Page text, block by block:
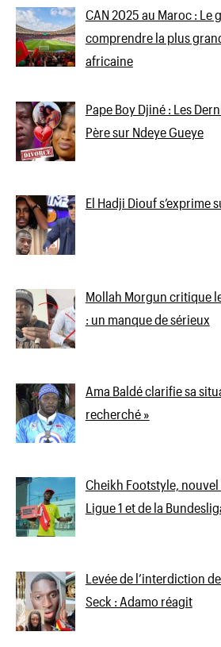
CAN 2025 au Maroc : Le
comprendre la plus
africaine
Pape Boy Djiné : Les
Père sur Ndeye Gueye
El Hadji Diouf s’exprime
Mollah Morgun critique
: un manque de sérieux
Ama Baldé clarifie sa
recherché »
Cheikh Footstyle,
Ligue 1 et de la
Levée de l’interdiction
Seck : Adamo réagit